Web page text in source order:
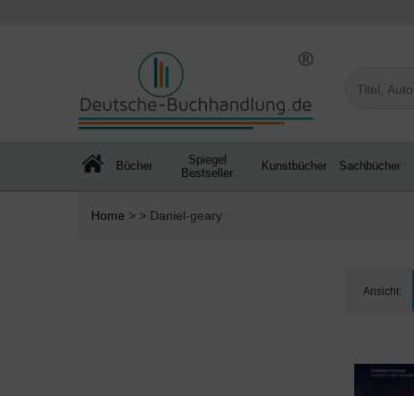
Bücher
Spiegel
Bestseller
Kunstbücher Sachbücher
Home > > Daniel-geary
Ansicht: